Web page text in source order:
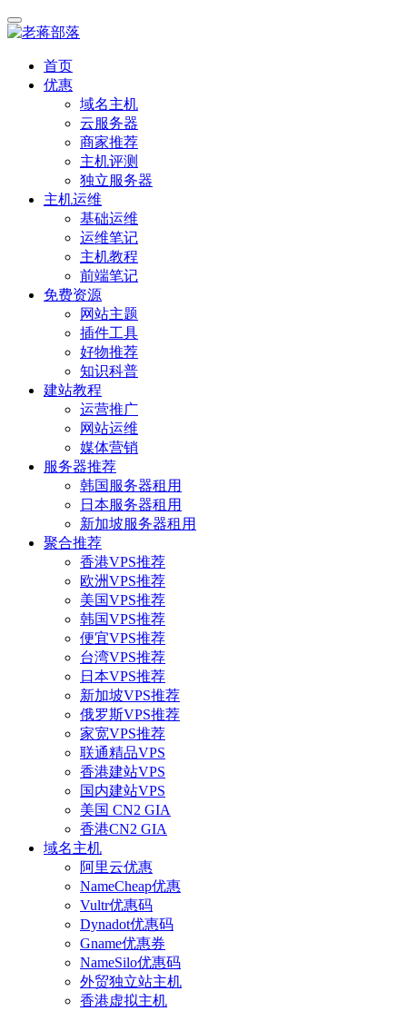
首页
优惠
域名主机
云服务器
商家推荐
主机评测
独立服务器
主机运维
基础运维
运维笔记
主机教程
前端笔记
免费资源
网站主题
插件工具
好物推荐
知识科普
建站教程
运营推广
网站运维
媒体营销
服务器推荐
韩国服务器租用
日本服务器租用
新加坡服务器租用
聚合推荐
香港VPS推荐
欧洲VPS推荐
美国VPS推荐
韩国VPS推荐
便宜VPS推荐
台湾VPS推荐
日本VPS推荐
新加坡VPS推荐
俄罗斯VPS推荐
家宽VPS推荐
联通精品VPS
香港建站VPS
国内建站VPS
美国 CN2 GIA
香港CN2 GIA
域名主机
阿里云优惠
NameCheap优惠
Vultr优惠码
Dynadot优惠码
Gname优惠券
NameSilo优惠码
外贸独立站主机
香港虚拟主机